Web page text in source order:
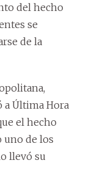
del hecho
se
de la
Última Hora
el hecho
uno de los
llevó su